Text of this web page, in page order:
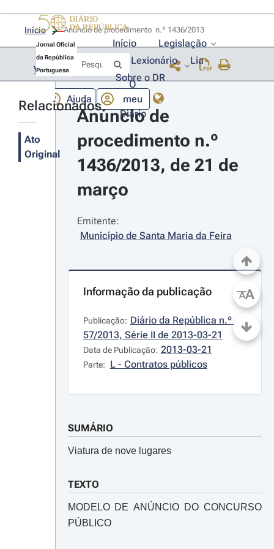
Jornal Oficial
da República
Portuguesa
Início
Legislação
Lexionário
Lia
Sobre o DR
Ajuda
O
meu
Diário
Início
Voltar
Relacionados
Ato
Original
Anúncio de
procedimento n.º
1436/2013, de 21 de
março
Emitente:
Município de Santa Maria da Feira
Informação da publicação
Publicação: Diário da República n.º
57/2013, Série II de 2013-03-21
Data de Publicação: 2013-03-21
Parte: L - Contratos públicos
SUMÁRIO
Viatura de nove lugares
TEXTO
MODELO DE ANÚNCIO DO CONCURSO
PÚBLICO
AA